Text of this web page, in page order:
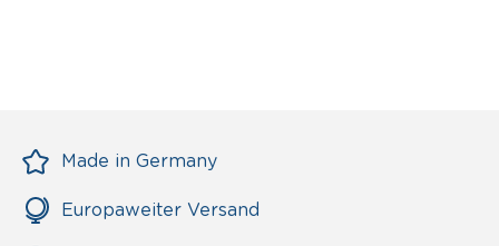
Made in Germany
Europaweiter Versand